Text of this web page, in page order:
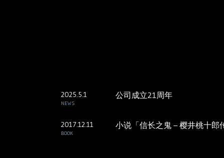
2025.5.1
NEWS
公司成立21周年
2017.12.11
BOOK
小说「信长之鬼 – 樱井桃十郎